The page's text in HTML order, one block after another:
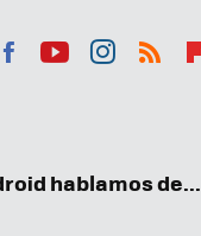
hablamos de...